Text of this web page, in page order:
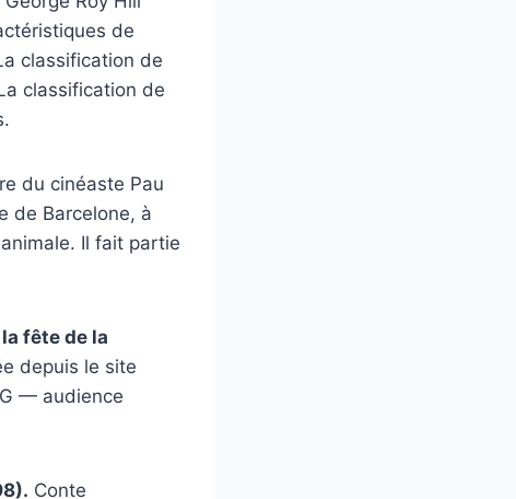
de
classification de
classification de
du cinéaste Pau
de Barcelone, à
Il fait partie
fête de la
depuis le site
— audience
Conte